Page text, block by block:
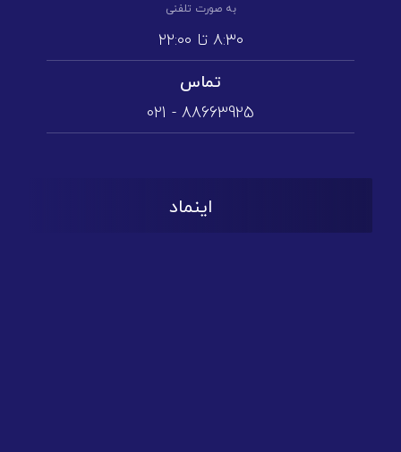
به صورت تلفنی
۸:۳۰ تا ۲۲:۰۰
تماس
88663925 - 021
اینماد